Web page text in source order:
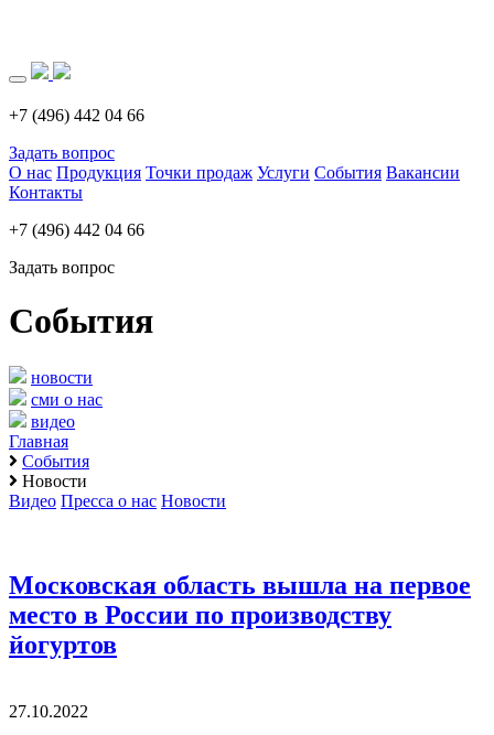
+7 (496) 442 04 66
Задать вопрос
О нас Продукция Точки продаж Услуги События Вакансии
Контакты
+7 (496) 442 04 66
Задать вопрос
События
новости
сми о нас
видео
Главная
События
Новости
Видео Пресса о нас Новости
Московская область вышла на первое
место в России по производству
йогуртов
27.10.2022